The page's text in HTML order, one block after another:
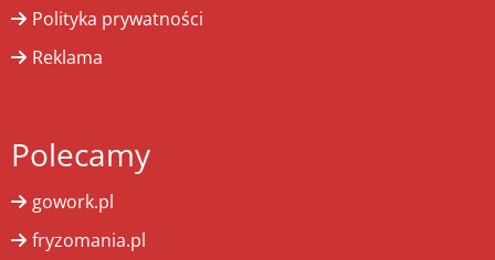
Polityka prywatności
Reklama
Polecamy
gowork.pl
fryzomania.pl